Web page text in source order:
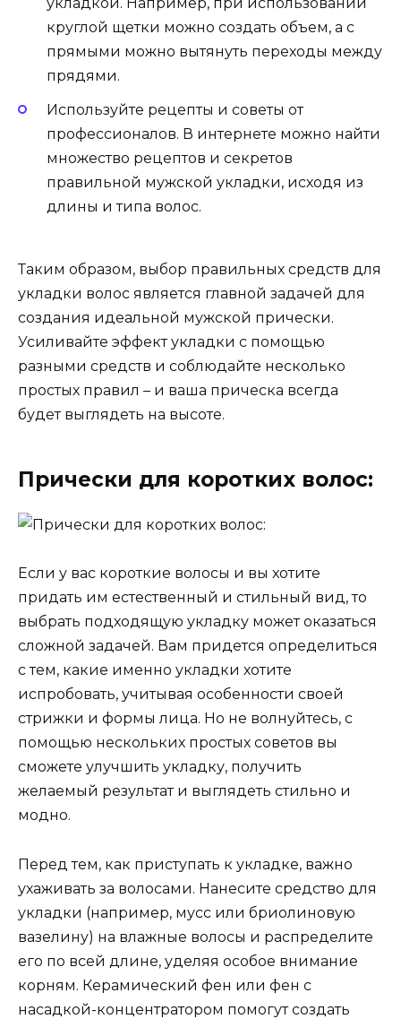
круглой щетки можно создать объем, а с
прямыми можно вытянуть переходы между
прядями.
Используйте рецепты и советы от
профессионалов. В интернете можно найти
множество рецептов и секретов
правильной мужской укладки, исходя из
длины и типа волос.
Таким образом, выбор правильных средств для
укладки волос является главной задачей для
создания идеальной мужской прически.
Усиливайте эффект укладки с помощью
разными средств и соблюдайте несколько
простых правил – и ваша прическа всегда
будет выглядеть на высоте.
Прически для коротких волос:
Если у вас короткие волосы и вы хотите
придать им естественный и стильный вид, то
выбрать подходящую укладку может оказаться
сложной задачей. Вам придется определиться
с тем, какие именно укладки хотите
испробовать, учитывая особенности своей
стрижки и формы лица. Но не волнуйтесь, с
помощью нескольких простых советов вы
сможете улучшить укладку, получить
желаемый результат и выглядеть стильно и
модно.
Перед тем, как приступать к укладке, важно
ухаживать за волосами. Нанесите средство для
укладки (например, мусс или бриолиновую
вазелину) на влажные волосы и распределите
его по всей длине, уделяя особое внимание
корням. Керамический фен или фен с
насадкой-концентратором помогут создать